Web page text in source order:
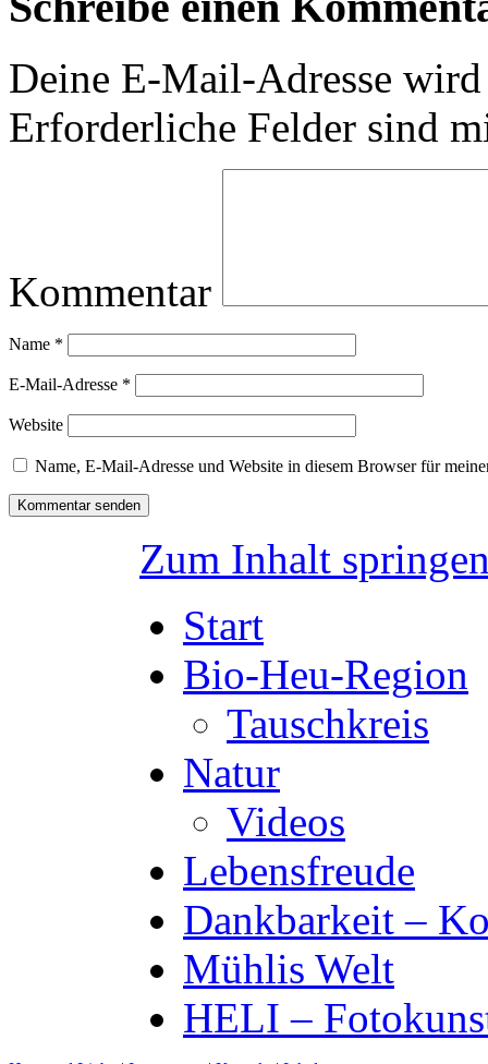
Deine E-Mail-Adresse
Erforderliche Felder sind
Kommentar
Name *
E-Mail-Adresse *
Website
Name, E-Mail-Adresse und Website in diesem Browser für
Zum Inhalt
Start
Bio-Heu-Region
Tauschkreis
Natur
Videos
Lebensfreude
Dankbarkeit –
Mühlis Welt
HELI –